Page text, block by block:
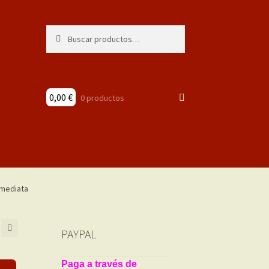
por:
0,00 € 0 productos
PAYPAL
Paga a través de